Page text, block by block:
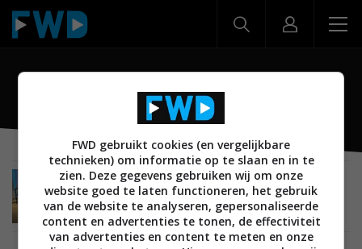
Monitor Audio Hyphn
REVIEWS HIGH END 17 APRIL 2025
Review: De grensverleggende Monitor Audio
Hyphn – Hifi 2.0
FWD gebruikt cookies (en vergelijkbare
technieken) om informatie op te slaan en in te
zien. Deze gegevens gebruiken wij om onze
website goed te laten functioneren, het gebruik
van de website te analyseren, gepersonaliseerde
content en advertenties te tonen, de effectiviteit
van advertenties en content te meten en onze